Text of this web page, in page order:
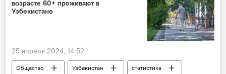
ИННОПРОМ. Центральная Азия - 2024
возрасте 60+ проживают в
Узбекистане
25 апреля 2024, 14:52
Общество Узбекистан
статистика